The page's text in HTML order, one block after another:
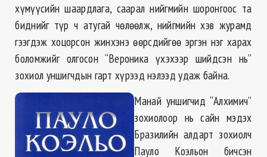
хүмүүсийн шаардлага, саарал нийгмийн шоронгоос та
биднийг түр ч атугай чөлөөлж, нийгмийн хэв журамд
гээгдэж хоцорсон жинхэнэ өөрсдийгөө эргэн нэг харах
боломжийг олгосон “Вероника үхэхээр шийдсэн нь”
зохиол уншигчдын гарт хүрээд нэлээд удаж байна.
Манай уншигчид “Алхимич”
зохиолоор нь сайн мэдэх
Бразилийн алдарт зохиолч
Пауло Коэльон бичсэн